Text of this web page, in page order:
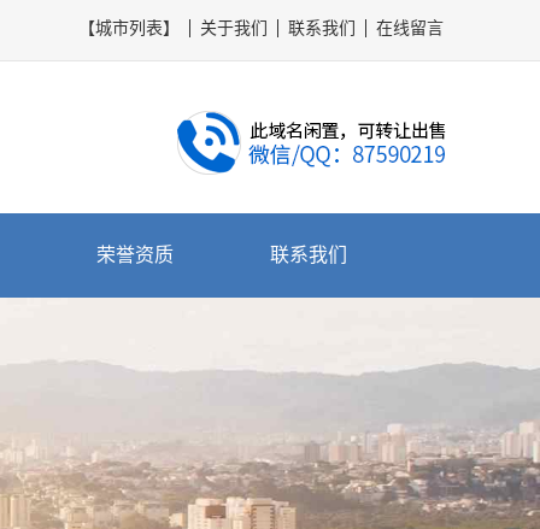
【城市列表】 关于我们 联系我们 在线留言
荣誉资质 联系我们